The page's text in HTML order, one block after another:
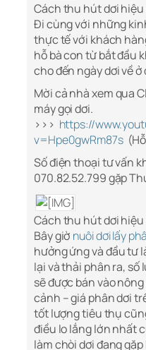
Cách thu hút dơi hiệu
Đi cùng với những
thực tế với khách
hỗ bà con từ bắt đầu
cho đến ngày dơi về ở
Mời cả nhà xem qua
máy gọi dơi.
>>> https://
v=Hpe0gwRm87s
Số điện thoại tư vấn
070.82.52.799 gặp
Cách thu hút dơi hiệu
Bây giờ nuôi dơi lấy
hưởng ứng và đầu tư
lại và thải phân ra,
sẽ được bán vào
cảnh – giá phân dơi
tốt lượng tiêu thụ
điều lo lắng lớn nhất
làm chòi dơi đang